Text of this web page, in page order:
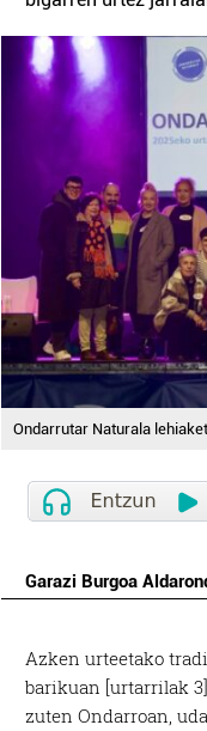
Ondarrutar Naturala
Garazi Burgoa
Azken urteetako
barikuan [urtarrilak
zuten Ondarroan,